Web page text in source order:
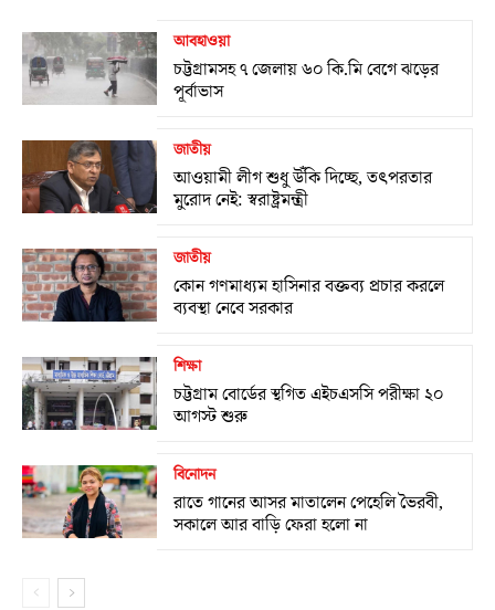
আবহাওয়া
চট্টগ্রামসহ ৭ জেলায় ৬০ কি.মি বেগে ঝড়ের
পূর্বাভাস
জাতীয়
আওয়ামী লীগ শুধু উঁকি দিচ্ছে, তৎপরতার
মুরোদ নেই: স্বরাষ্ট্রমন্ত্রী
জাতীয়
কোন গণমাধ্যম হাসিনার বক্তব্য প্রচার করলে
ব্যবস্থা নেবে সরকার
শিক্ষা
চট্টগ্রাম বোর্ডের স্থগিত এইচএসসি পরীক্ষা ২০
আগস্ট শুরু
বিনোদন
রাতে গানের আসর মাতালেন পেহেলি ভৈরবী,
সকালে আর বাড়ি ফেরা হলো না